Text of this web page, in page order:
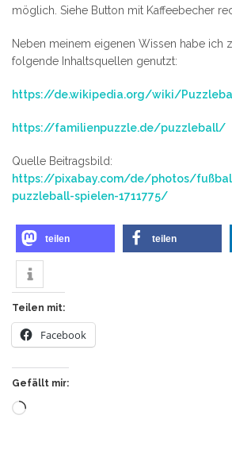
möglich. Siehe Button mit Kaffeebecher
Neben meinem eigenen Wissen habe ich
folgende Inhaltsquellen genutzt:
https://de.wikipedia.org/wiki/
https://familienpuzzle.de/puzzleball/
Quelle Beitragsbild:
https://pixabay.com/de/photos/
puzzleball-spielen-1711775/
teilen teilen
Teilen mit:
Facebook
Gefällt mir:
Wird